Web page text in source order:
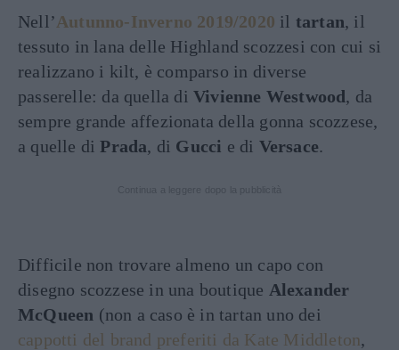
Nell’Autunno-Inverno 2019/2020 il tartan, il
tessuto in lana delle Highland scozzesi con cui si
realizzano i kilt, è comparso in diverse
passerelle: da quella di Vivienne Westwood, da
sempre grande affezionata della gonna scozzese,
a quelle diPrada, di Gucci e di Versace.
Difficile non trovare almeno un capo con
disegno scozzese in una boutique Alexander
McQueen (non a caso è in tartan uno dei
cappotti del brand preferiti da Kate Middleton,